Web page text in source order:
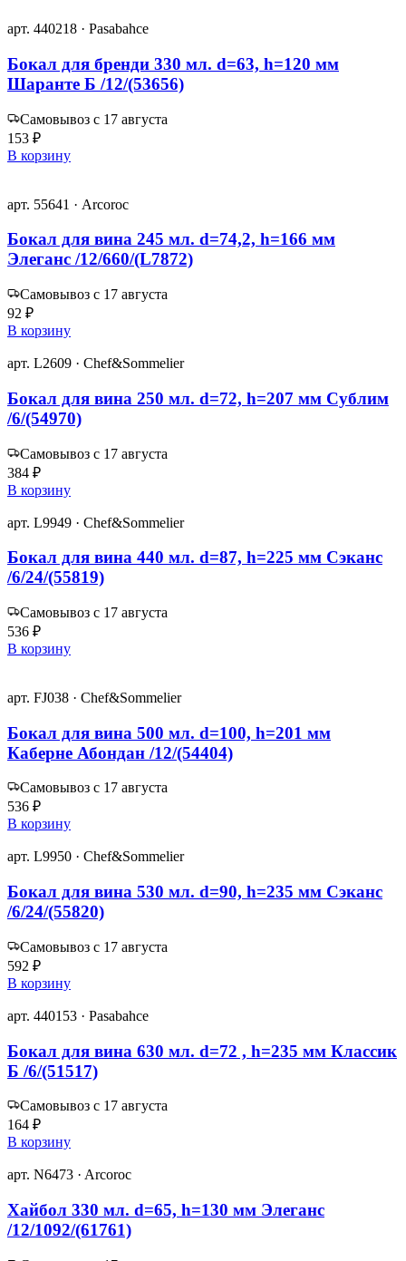
арт. 440218 · Pasabahce
Бокал для бренди 330 мл. d=63, h=120 мм
Шаранте Б /12/(53656)
Самовывоз с 17 августа
153 ₽
В корзину
арт. 55641 · Arcoroc
Бокал для вина 245 мл. d=74,2, h=166 мм
Элеганс /12/660/(L7872)
Самовывоз с 17 августа
92 ₽
В корзину
арт. L2609 · Chef&Sommelier
Бокал для вина 250 мл. d=72, h=207 мм Сублим
/6/(54970)
Самовывоз с 17 августа
384 ₽
В корзину
арт. L9949 · Chef&Sommelier
Бокал для вина 440 мл. d=87, h=225 мм Сэканс
/6/24/(55819)
Самовывоз с 17 августа
536 ₽
В корзину
арт. FJ038 · Chef&Sommelier
Бокал для вина 500 мл. d=100, h=201 мм
Каберне Абондан /12/(54404)
Самовывоз с 17 августа
536 ₽
В корзину
арт. L9950 · Chef&Sommelier
Бокал для вина 530 мл. d=90, h=235 мм Сэканс
/6/24/(55820)
Самовывоз с 17 августа
592 ₽
В корзину
арт. 440153 · Pasabahce
Бокал для вина 630 мл. d=72 , h=235 мм Классик
Б /6/(51517)
Самовывоз с 17 августа
164 ₽
В корзину
арт. N6473 · Arcoroc
Хайбол 330 мл. d=65, h=130 мм Элеганс
/12/1092/(61761)